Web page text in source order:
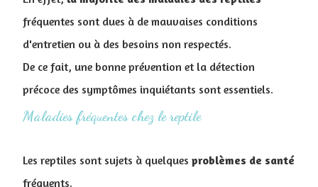
fréquentes sont dues à de mauvaises conditions
d'entretien ou à des besoins non respectés.
De ce fait, une bonne prévention et la détection
précoce des symptômes inquiétants sont essentiels.
Maladies fréquentes chez le reptile
Les reptiles sont sujets à quelques problèmes de santé
fréquents.